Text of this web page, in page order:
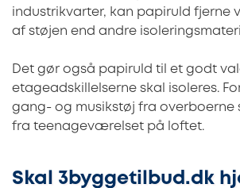
industrikvarter, kan papiruld fjerne
af støjen end andre
Det gør også papiruld til et godt
etageadskillelserne skal isoleres.
gang- og musikstøj fra overboerne
fra teenageværelset på loftet.
Skal 3byggetilbud.dk